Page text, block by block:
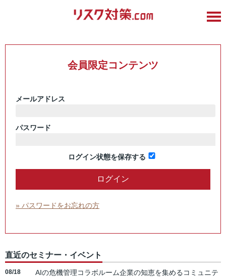
会員限定コンテンツ
メールアドレス
パスワード
ログイン状態を保存する
» パスワードをお忘れの方
直近のセミナー・イベント
08/18
AIの危機管理コラボルーム企業の知恵を集めるコミュニテ